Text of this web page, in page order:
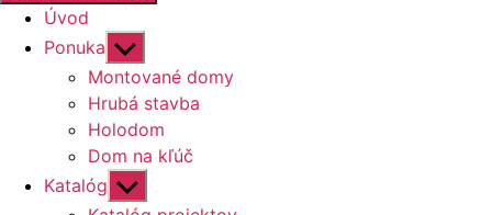
Úvod
Ponuka Zobraziť
druhú
úroveň
navigácie
Montované domy
Hrubá stavba
Holodom
Dom na kľúč
Katalóg Zobraziť
druhú